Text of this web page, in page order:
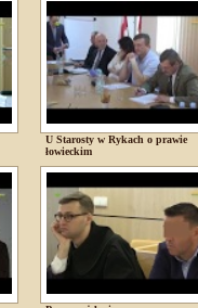
U Starosty w Rykach o prawie
łowieckim